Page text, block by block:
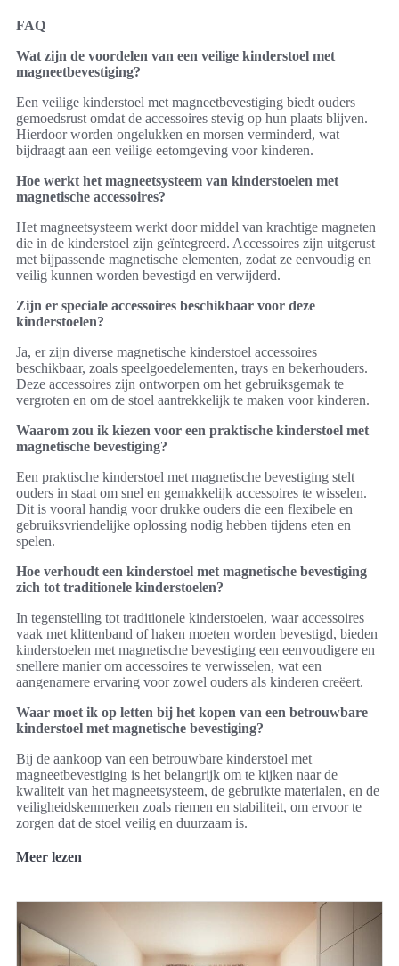
FAQ
Wat zijn de voordelen van een veilige kinderstoel met
magneetbevestiging?
Een veilige kinderstoel met magneetbevestiging biedt ouders
gemoedsrust omdat de accessoires stevig op hun plaats blijven.
Hierdoor worden ongelukken en morsen verminderd, wat
bijdraagt aan een veilige eetomgeving voor kinderen.
Hoe werkt het magneetsysteem van kinderstoelen met
magnetische accessoires?
Het magneetsysteem werkt door middel van krachtige magneten
die in de kinderstoel zijn geïntegreerd. Accessoires zijn uitgerust
met bijpassende magnetische elementen, zodat ze eenvoudig en
veilig kunnen worden bevestigd en verwijderd.
Zijn er speciale accessoires beschikbaar voor deze
kinderstoelen?
Ja, er zijn diverse magnetische kinderstoel accessoires
beschikbaar, zoals speelgoedelementen, trays en bekerhouders.
Deze accessoires zijn ontworpen om het gebruiksgemak te
vergroten en om de stoel aantrekkelijk te maken voor kinderen.
Waarom zou ik kiezen voor een praktische kinderstoel met
magnetische bevestiging?
Een praktische kinderstoel met magnetische bevestiging stelt
ouders in staat om snel en gemakkelijk accessoires te wisselen.
Dit is vooral handig voor drukke ouders die een flexibele en
gebruiksvriendelijke oplossing nodig hebben tijdens eten en
spelen.
Hoe verhoudt een kinderstoel met magnetische bevestiging
zich tot traditionele kinderstoelen?
In tegenstelling tot traditionele kinderstoelen, waar accessoires
vaak met klittenband of haken moeten worden bevestigd, bieden
kinderstoelen met magnetische bevestiging een eenvoudigere en
snellere manier om accessoires te verwisselen, wat een
aangenamere ervaring voor zowel ouders als kinderen creëert.
Waar moet ik op letten bij het kopen van een betrouwbare
kinderstoel met magnetische bevestiging?
Bij de aankoop van een betrouwbare kinderstoel met
magneetbevestiging is het belangrijk om te kijken naar de
kwaliteit van het magneetsysteem, de gebruikte materialen, en de
veiligheidskenmerken zoals riemen en stabiliteit, om ervoor te
zorgen dat de stoel veilig en duurzaam is.
Meer lezen